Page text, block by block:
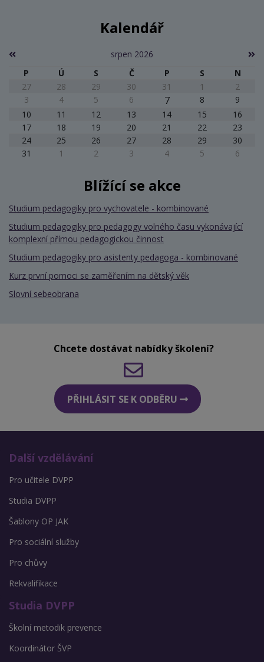
Kalendář
srpen 2026
P
Ú S Č P S
N
27
28 29 30 31 1
2
3
4 5 6 7 8
9
10
11 12 13 14 15
16
17
18 19 20 21 22
23
24
25 26 27 28 29
30
31
1 2 3 4 5 6
Blížící se akce
Studium pedagogiky pro vychovatele - kombinované
Studium pedagogiky pro pedagogy volného času vykonávající
komplexní přímou pedagogickou činnost
Studium pedagogiky pro asistenty pedagoga - kombinované
Kurz první pomoci se zaměřením na dětský věk
Slovní sebeobrana
Chcete dostávat nabídky školení?
PŘIHLÁSIT SE K ODBĚRU
Další vzdělávání
Pro učitele DVPP
Studia DVPP
Šablony OP JAK
Pro sociální služby
Pro chůvy
Rekvalifikace
Studia DVPP
Školní metodik prevence
Koordinátor ŠVP